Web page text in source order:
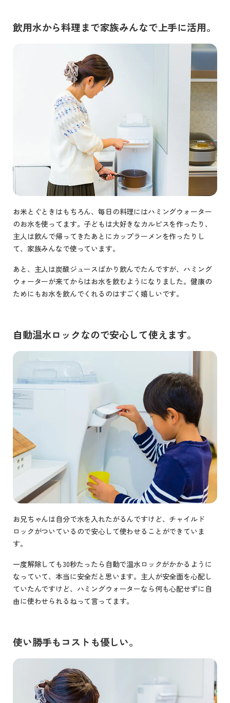
飲用水から料理まで家族みんなで上手に活用。
お米とぐときはもちろん、毎日の料理にはハミングウォーター
のお水を使ってます。子どもは大好きなカルピスを作ったり、
主人は飲んで帰ってきたあとにカップラーメンを作ったりし
て、家族みんなで使っています。
あと、主人は炭酸ジュースばかり飲んでたんですが、ハミング
ウォーターが来てからはお水を飲むようになりました。健康の
ためにもお水を飲んでくれるのはすごく嬉しいです。
自動温水ロックなので安心して使えます。
お兄ちゃんは自分で水を入れたがるんですけど、チャイルド
ロックがついているので安心して使わせることができていま
す。
一度解除しても30秒たったら自動で温水ロックがかかるように
なっていて、本当に安全だと思います。主人が安全面を心配し
ていたんですけど、ハミングウォーターなら何も心配せずに自
由に使わせられるねって言ってます。
使い勝手もコストも優しい。